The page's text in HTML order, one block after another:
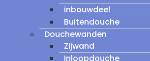
inbouwdeel
Buitendouche
Douchewanden
Zijwand
Inloopdouche